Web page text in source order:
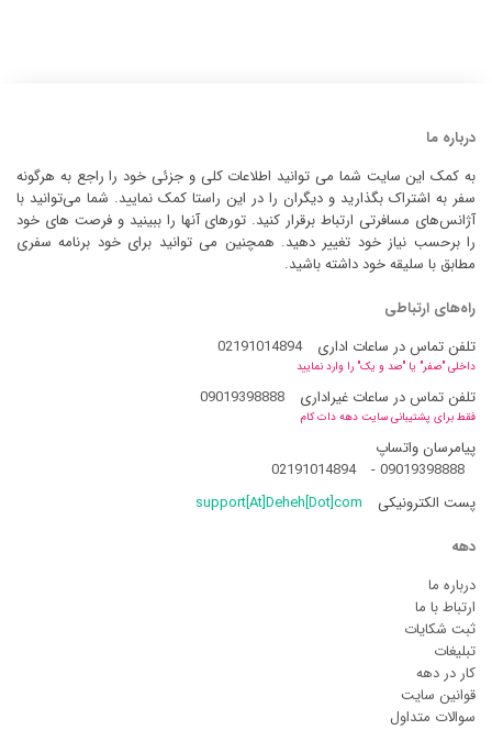
درباره ما
به کمک این سایت شما می توانید اطلاعات کلی و جزئی خود را راجع به هرگونه
سفر به اشتراک بگذارید و دیگران را در این راستا کمک نمایید. شما می‌توانید با
آژانس‌های مسافرتی ارتباط برقرار کنید. تورهای آنها را ببینید و فرصت های خود
را برحسب نیاز خود تغییر دهید. همچنین می توانید برای خود برنامه سفری
مطابق با سلیقه خود داشته باشید.
راه‌های ارتباطی
تلفن تماس در ساعات اداری
02191014894
داخلی "صفر" یا "صد و یک" را وارد نمایید
تلفن تماس در ساعات غیراداری 09019398888
فقط برای پشتیبانی سایت دهه دات کام
پیامرسان واتساپ
09019398888
-
02191014894
پست الکترونیکی
support[At]Deheh[Dot]com
دهه
درباره ما
ارتباط با ما
ثبت شکایات
تبلیغات
کار در دهه
قوانین سایت
سوالات متداول